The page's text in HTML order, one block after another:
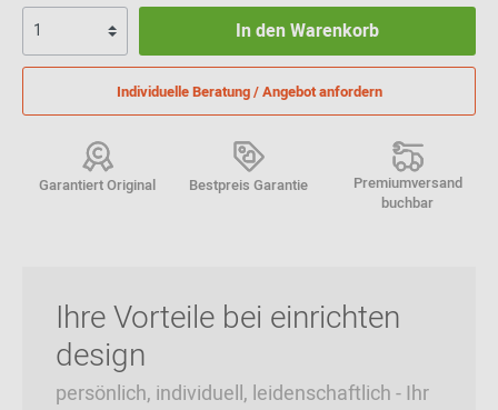
In den Warenkorb
Individuelle Beratung / Angebot anfordern
Garantiert Original Bestpreis Garantie
Premiumversand
buchbar
Ihre Vorteile bei einrichten
design
persönlich, individuell, leidenschaftlich - Ihr